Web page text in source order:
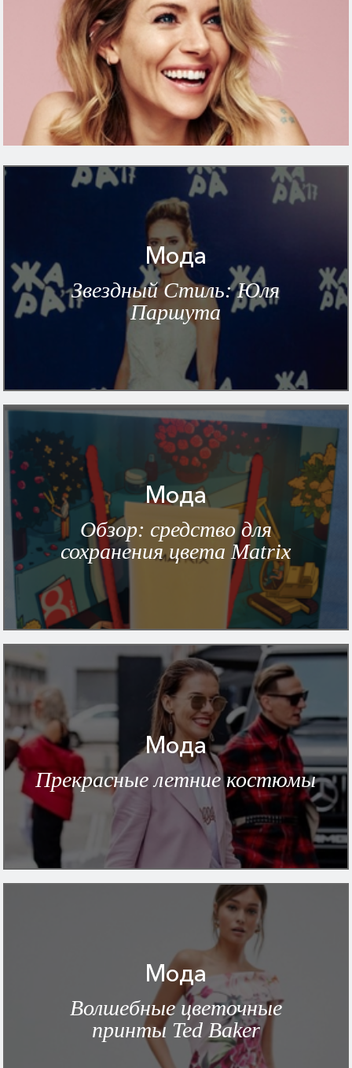
Мода
Звездный Стиль: Юля
Паршута
Мода
Обзор: средство для
сохранения цвета Matrix
Мода
Прекрасные летние костюмы
Мода
Волшебные цветочные
принты Ted Baker